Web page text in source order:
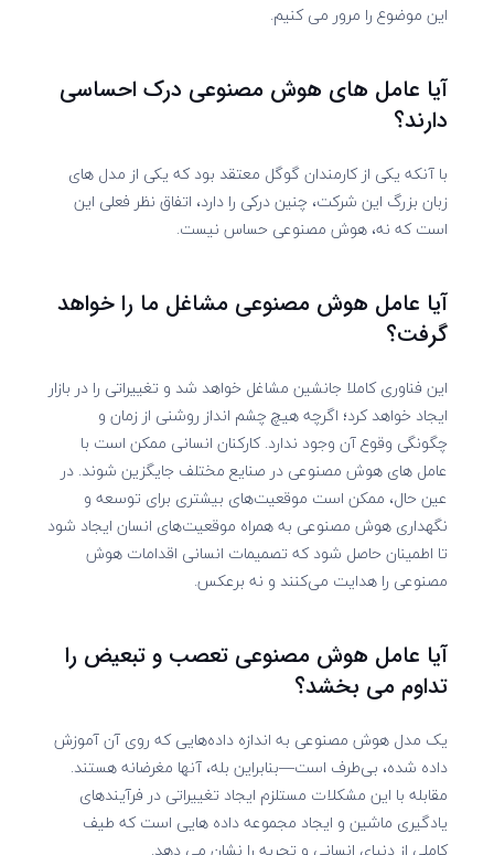
این موضوع را مرور می کنیم.
آیا عامل های هوش مصنوعی درک احساسی
دارند؟
با آنکه یکی از کارمندان گوگل معتقد بود که یکی از مدل های
زبان بزرگ این شرکت، چنین درکی را دارد، اتفاق نظر فعلی این
است که نه، هوش مصنوعی حساس نیست.
آیا عامل هوش مصنوعی مشاغل ما را خواهد
گرفت؟
این فناوری کاملا جانشین مشاغل خواهد شد و تغییراتی را در بازار
ایجاد خواهد کرد؛ اگرچه هیچ چشم انداز روشنی از زمان و
چگونگی وقوع آن وجود ندارد. کارکنان انسانی ممکن است با
عامل های هوش مصنوعی در صنایع مختلف جایگزین شوند. در
عین حال، ممکن است موقعیت‌های بیشتری برای توسعه و
نگهداری هوش مصنوعی به همراه موقعیت‌های انسان ایجاد شود
تا اطمینان حاصل شود که تصمیمات انسانی اقدامات هوش
مصنوعی را هدایت می‌کنند و نه برعکس.
آیا عامل هوش مصنوعی تعصب و تبعیض را
تداوم می بخشد؟
یک مدل هوش مصنوعی به اندازه داده‌هایی که روی آن آموزش
داده شده، بی‌طرف است—بنابراین بله، آنها مغرضانه هستند.
مقابله با این مشکلات مستلزم ایجاد تغییراتی در فرآیندهای
یادگیری ماشین و ایجاد مجموعه داده هایی است که طیف